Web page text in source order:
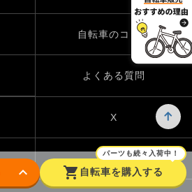
keyboard_arrow_down shopping_cart
パーツも続々入荷中！
自転車を購入する
自転車のコラム
よくある質問
X